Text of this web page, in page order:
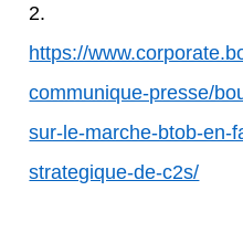
2.
https://
communique-presse/
sur-le-marche-btob-en-
strategique-de-c2s/